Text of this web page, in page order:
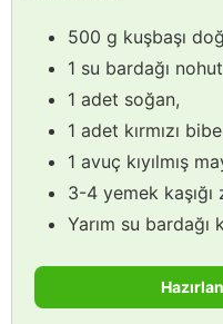
500 g kuşbaşı
1 su bardağı
1 adet soğan,
1 adet kırmızı
1 avuç kıyılmış
3-4 yemek kaşığı
Yarım su bardağı